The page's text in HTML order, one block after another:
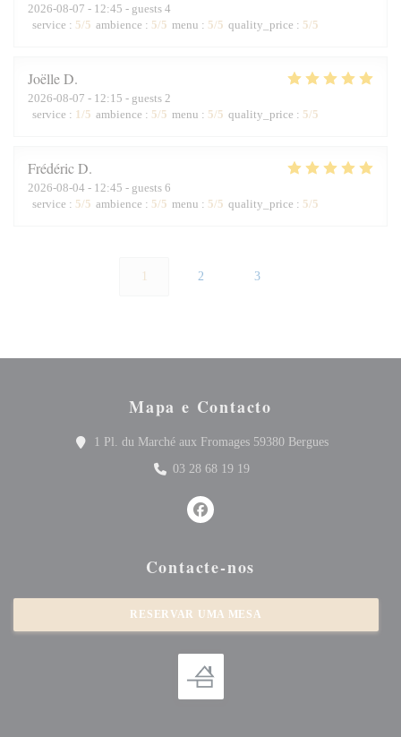
2026-08-07 - 12:45 - guests 4
service : 5/5 ambience : 5/5 menu : 5/5 quality_price : 5/5
JoëlleD
2026-08-07 - 12:15 - guests 2
service : 1 /5 ambience : 5/5 menu : 5/5 quality_price : 5/5
FrédéricD
2026-08-04 - 12:45 - guests 6
service : 5/5 ambience : 5/5 menu : 5/5 quality_price : 5/5
2 3
Mapa e Contacto
1 Pl. du Marché aux Fromages 59380 Bergues((abre numa
03 28 68 19 19
Facebook ((abre numa nova
Contacte-nos
RESERVAR UMA MESA